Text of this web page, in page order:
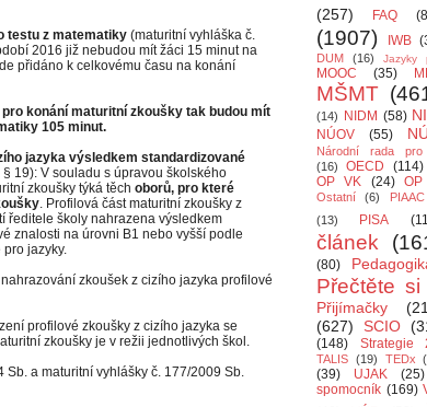
testu z matematiky (maturitní vyhláška č.
2016 již nebudou mít žáci 15 minut na
přidáno k celkovému času na konání
konání maturitní zkoušky tak budou mít
105 minut.
jazyka výsledkem standardizované
19): V souladu s úpravou školského
zkoušky týká těch oborů, pro které
. Profilová část maturitní zkoušky z
ředitele školy nahrazena výsledkem
znalosti na úrovni B1 nebo vyšší podle
jazyky.
zkoušek z cizího jazyka profilové
profilové zkoušky z cizího jazyka se
zkoušky je v režii jednotlivých škol.
a maturitní vyhlášky č. 177/2009 Sb.
(257)
FAQ
(1907)
IWB
DUM
(16) Jazyky
MOOC (35)
MŠMT
(14)
NIDM (58)
NÚOV (55)
Národní rada pro
(16)
OECD (114)
OP VK
(24)
Ostatní (6) PIAAC
(13)
PISA
článek
(80)
Přečtěte si
Přijímačky
(627)
SCIO
(148)
Strategie
TALIS (19) TEDx
(39)
UJAK (25)
spomocník (169)